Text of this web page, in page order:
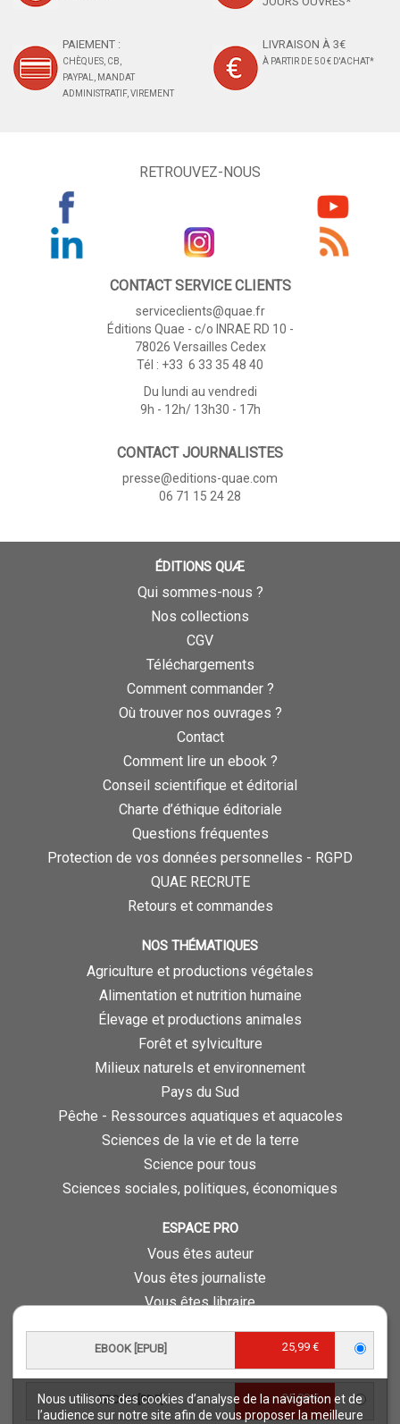
Nous utilisons des cookies d’analyse de la navigation et de
l’audience sur notre site afin de vous proposer la meilleure
EBOOK [EPUB] 25,99 €
EBOOK [PDF] 25,99 €
PAIEMENT :
CHÈQUES, CB,
PAYPAL, MANDAT
ADMINISTRATIF, VIREMENT
LIVRAISON À 3€
À PARTIR DE 50 € D'ACHAT*
RETROUVEZ-NOUS
CONTACT SERVICE CLIENTS
serviceclients@quae.fr
Éditions Quae - c/o INRAE RD 10 -
78026 Versailles Cedex
Tél : +33 6 33 35 48 40
Du lundi au vendredi
9h - 12h/ 13h30 - 17h
CONTACT JOURNALISTES
presse@editions-quae.com
06 71 15 24 28
ÉDITIONS QUÆ
Qui sommes-nous ?
Nos collections
CGV
Téléchargements
Comment commander ?
Où trouver nos ouvrages ?
Contact
Comment lire un ebook ?
Conseil scientifique et éditorial
Charte d’éthique éditoriale
Questions fréquentes
Protection de vos données personnelles - RGPD
QUAE RECRUTE
Retours et commandes
NOS THÉMATIQUES
Agriculture et productions végétales
Alimentation et nutrition humaine
Élevage et productions animales
Forêt et sylviculture
Milieux naturels et environnement
Pays du Sud
Pêche - Ressources aquatiques et aquacoles
Sciences de la vie et de la terre
Science pour tous
Sciences sociales, politiques, économiques
ESPACE PRO
Vous êtes auteur
Vous êtes journaliste
Vous êtes libraire
Foreign rights
Procédure d'évaluation
NOTRE SITE